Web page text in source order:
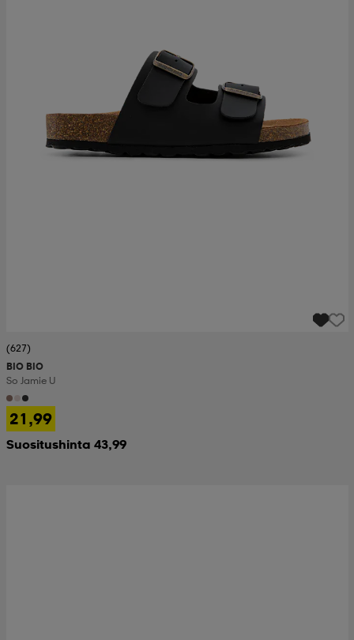
(627)
BIO BIO
So Jamie U
21,99
Suositushinta 43,99